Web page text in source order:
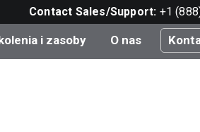
Contact Sales/Support: +1
i zasoby O nas